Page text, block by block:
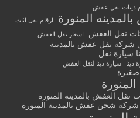
دينات نقل عفش
المنورة ارقام نقل اثاث
نقل العفش
اسعار نقل العفش
شركة نقل عفش بالمدينة
سيارة نقل
دينا سيارة دينا لنقل العفش
نقل العفش بالمدينة المنورة
شركة شحن عفش بالمدينة المنورة